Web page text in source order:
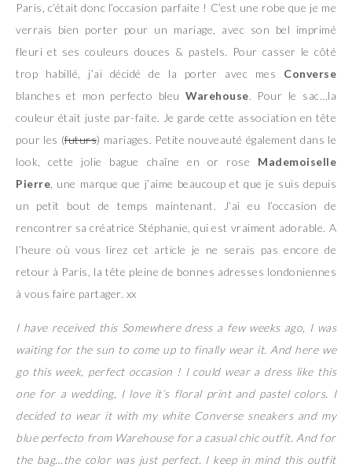
Paris, c’était donc l’occasion parfaite ! C’est une robe que je me
verrais bien porter pour un mariage, avec son bel imprimé
fleuri et ses couleurs douces & pastels. Pour casser le côté
trop habillé, j’ai décidé de la porter avec mes Converse
blanches et mon perfecto bleuWarehouse. Pour le sac…la
couleur était juste par-faite. Je garde cette association en tête
pour les (futurs) mariages. Petite nouveauté également dans le
look, cette jolie bague chaîne en or rose Mademoiselle
Pierre , une marque que j’aime beaucoup et que je suis depuis
un petit bout de temps maintenant. J’ai eu l’occasion de
rencontrer sa créatrice Stéphanie, qui est vraiment adorable. A
l’heure où vous lirez cet article je ne serais pas encore de
retour à Paris, la tête pleine de bonnes adresses londoniennes
à vous faire partager. xx
I have received this Somewhere dress a few weeks ago, I was
waiting for the sun to come up to finally wear it. And here we
go this week, perfect occasion ! I could wear a dress like this
one for a wedding, I love it’s floral print and pastel colors. I
decided to wear it with my white Converse sneakers and my
blue perfecto from Warehouse for a casual chic outfit. And for
the bag…the color was just perfect. I keep in mind this outfit